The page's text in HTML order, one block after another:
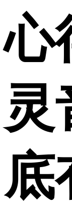
心
灵
底